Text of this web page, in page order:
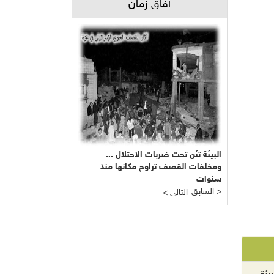
آفاق زمان
البيئة تئن تحت ضربات الاحتلال ...
ومخلفات القصف تراوح مكانها منذ
سنوات
< التالي
السابق >